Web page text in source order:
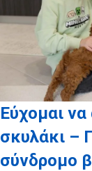
Productions
Εύχομαι
σκυλάκι –
σύνδρομο